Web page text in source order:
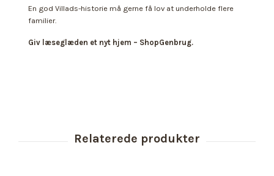
En god Villads-historie må gerne få lov at underholde flere
familier.
Giv læseglæden et nyt hjem – ShopGenbrug.